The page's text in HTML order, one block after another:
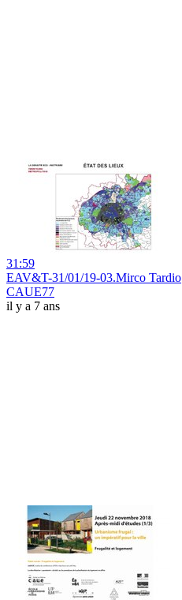
31:59
EAV&T-31/01/19-03.Mirco Tardio
CAUE77
il y a 7 ans